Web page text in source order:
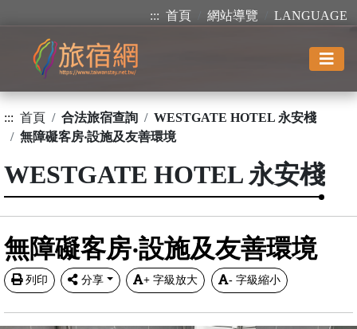
::: 首頁 網站導覽 LANGUAGE
::: 首頁 合法旅宿查詢
WESTGATE HOTEL 永安棧
無障礙客房‧設施及友善環境
WESTGATE HOTEL 永安棧
無障礙客房‧設施及友善環境
列印 分享 + 字級放大 - 字級縮小